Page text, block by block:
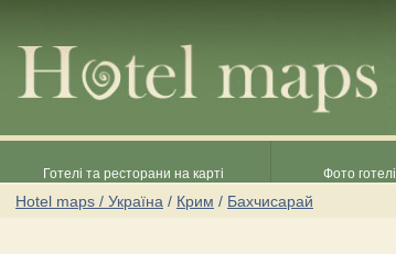
Готелі та ресторани на карті Фото
Hotel maps / Україна / Крим / Бахчисарай